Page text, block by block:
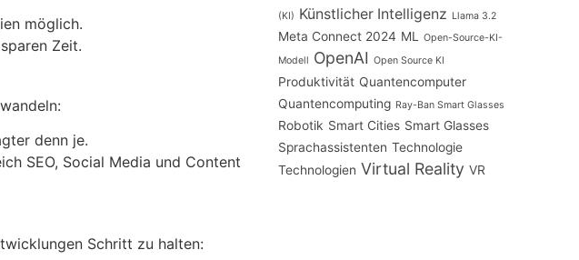
möglich.
Zeit.
denn je.
SEO, Social Media und Content
Schritt zu halten:
(KI) Künstlicher Intelligenz Llama 3.2
Meta Connect 2024 ML
Open-Source-KI-
Modell OpenAI Open Source KI
Produktivität Quantencomputer
Quantencomputing Ray-Ban Smart Glasses
Robotik Smart Cities Smart Glasses
Sprachassistenten Technologie
Technologien Virtual Reality VR